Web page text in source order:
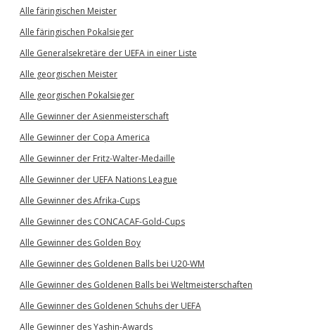
Alle färingischen Meister
Alle färingischen Pokalsieger
Alle Generalsekretäre der UEFA in einer Liste
Alle georgischen Meister
Alle georgischen Pokalsieger
Alle Gewinner der Asienmeisterschaft
Alle Gewinner der Copa America
Alle Gewinner der Fritz-Walter-Medaille
Alle Gewinner der UEFA Nations League
Alle Gewinner des Afrika-Cups
Alle Gewinner des CONCACAF-Gold-Cups
Alle Gewinner des Golden Boy
Alle Gewinner des Goldenen Balls bei U20-WM
Alle Gewinner des Goldenen Balls bei Weltmeisterschaften
Alle Gewinner des Goldenen Schuhs der UEFA
Alle Gewinner des Yashin-Awards